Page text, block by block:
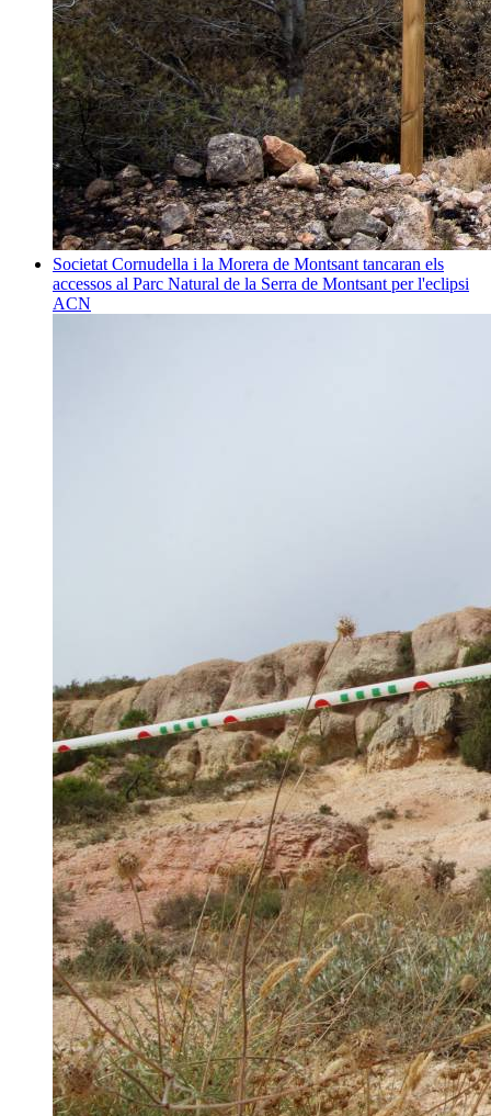
Societat Cornudella i la Morera de Montsant tancaran els
accessos al Parc Natural de la Serra de Montsant per l'eclipsi
ACN